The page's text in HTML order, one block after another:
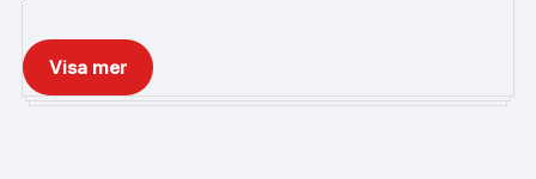
Visa mer